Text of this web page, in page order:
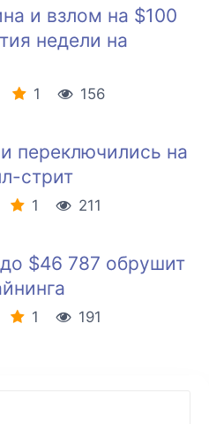
и взлом на $100
недели на
1
156
переключились на
стрит
1
211
$46 787 обрушит
1
191